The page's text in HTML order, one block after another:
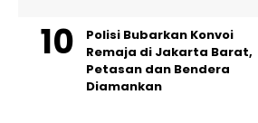
Polisi Bubarkan Konvoi
Remaja di Jakarta Barat,
Petasan dan Bendera
Diamankan